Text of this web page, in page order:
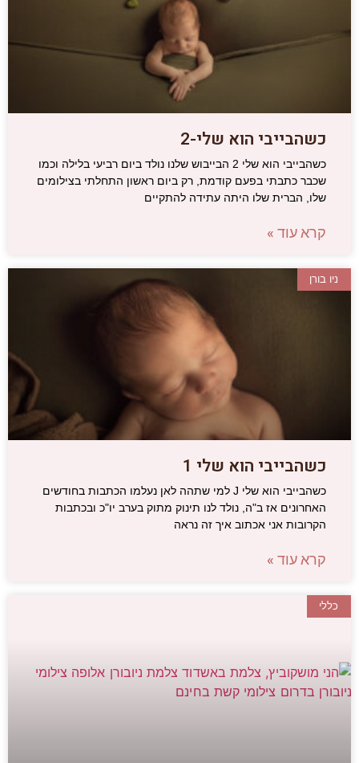
כשהבייבי הוא שלי-2
כשהבייבי הוא שלי 2 הבייבוש שלנו נולד ביום רביעי בלילה וכמו
שכבר כתבתי בפעם קודמת, רק ביום ראשון התחלתי בצילומים
שלו, הברית שלו היתה עתידה להתקיים
קרא עוד »
ניו בורן
כשהבייבי הוא שלי 1
כשהבייבי הוא שלי J למי שתהה לאן נעלמו הכתבות בחודשים
האחרונים אז ב"ה, נולד לנו תינוק מתוק בערב יו"כ ובכתבות
הקרובות אני אכתוב איך זה נראה
קרא עוד »
כללי